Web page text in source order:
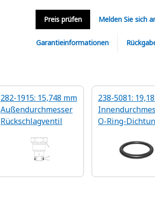
Preis prüfen Melden Sie sich
Garantieinformationen
282-1915: 15,748 mm
Außendurchmesser
Rückschlagventil
238-5081:
O-Ring-